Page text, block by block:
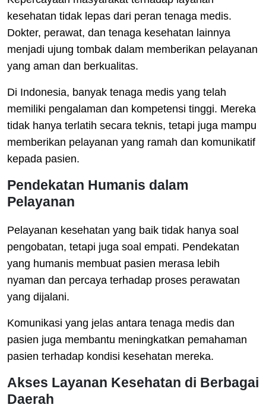
kesehatan tidak lepas dari peran tenaga medis.
Dokter, perawat, dan tenaga kesehatan lainnya
menjadi ujung tombak dalam memberikan pelayanan
yang aman dan berkualitas.
Di Indonesia, banyak tenaga medis yang telah
memiliki pengalaman dan kompetensi tinggi. Mereka
tidak hanya terlatih secara teknis, tetapi juga mampu
memberikan pelayanan yang ramah dan komunikatif
kepada pasien.
Pendekatan Humanis dalam
Pelayanan
Pelayanan kesehatan yang baik tidak hanya soal
pengobatan, tetapi juga soal empati. Pendekatan
yang humanis membuat pasien merasa lebih
nyaman dan percaya terhadap proses perawatan
yang dijalani.
Komunikasi yang jelas antara tenaga medis dan
pasien juga membantu meningkatkan pemahaman
pasien terhadap kondisi kesehatan mereka.
Akses Layanan Kesehatan di Berbagai
Daerah